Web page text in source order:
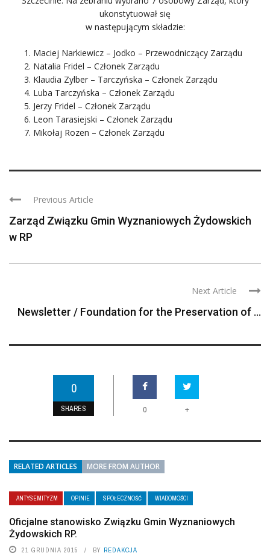
ukonstytuował się
w następującym składzie:
Maciej Narkiewicz – Jodko – Przewodniczący Zarządu
Natalia Fridel – Członek Zarządu
Klaudia Zylber – Tarczyńska – Członek Zarządu
Luba Tarczyńska – Członek Zarządu
Jerzy Fridel – Członek Zarządu
Leon Tarasiejski – Członek Zarządu
Mikołaj Rozen – Członek Zarządu
Previous Article
Zarząd Związku Gmin Wyznaniowych Żydowskich
w RP
Next Article
Newsletter / Foundation for the Preservation of ...
0
SHARES 0 +
RELATED ARTICLES MORE FROM AUTHOR
ANTYSEMITYZM OPINIE SPOŁECZNOŚĆ WIADOMOŚCI
Oficjalne stanowisko Związku Gmin Wyznaniowych
Żydowskich RP.
21 GRUDNIA 2015 BY REDAKCJA